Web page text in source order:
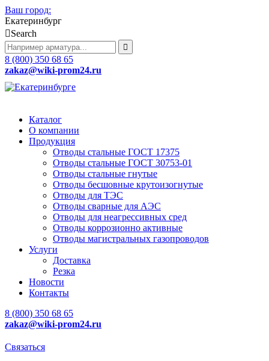
Ваш город:
Екатеринбург
Search
8 (800) 350 68 65
zakaz@wiki-prom24.ru
Каталог
О компании
Продукция
Отводы стальные ГОСТ 17375
Отводы стальные ГОСТ 30753-01
Отводы стальные гнутые
Отводы бесшовные крутоизогнутые
Отводы для ТЭС
Отводы сварные для АЭС
Отводы для неагрессивных сред
Отводы коррозионно активные
Отводы магистральных газопроводов
Услуги
Доставка
Резка
Новости
Контакты
8 (800) 350 68 65
zakaz@wiki-prom24.ru
Связаться